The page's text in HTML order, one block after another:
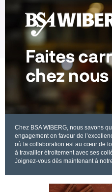
Chez BSA WIBERG, nous savons
engagement en faveur de
où la collaboration est au cœur de
à travailler étroitement avec ses
Joignez-vous dès maintenant à